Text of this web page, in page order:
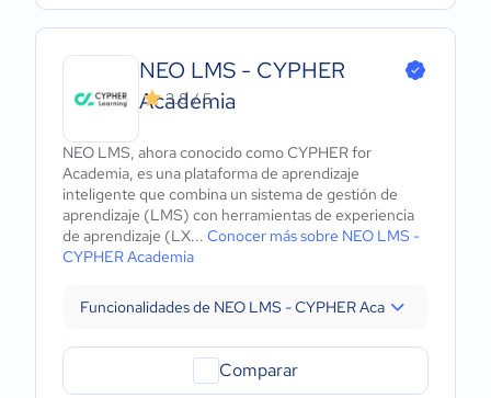
NEO LMS - CYPHER
Academia
3.8 / 5
NEO LMS, ahora conocido como CYPHER for
Academia, es una plataforma de aprendizaje
inteligente que combina un sistema de gestión de
aprendizaje (LMS) con herramientas de experiencia
de aprendizaje (LX... Conocer más sobre NEO LMS -
CYPHER Academia
Funcionalidades de NEO LMS - CYPHER Academia
Comparar